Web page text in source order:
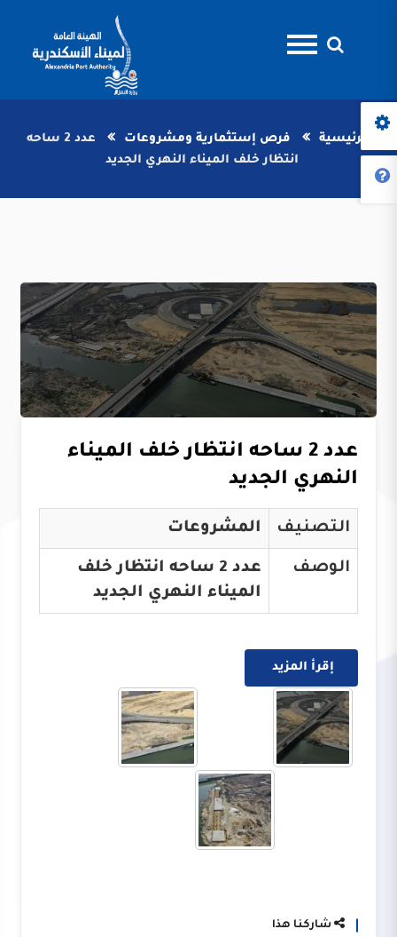
الرئيسية فرص إستثمارية ومشروعات
عدد 2 ساحه
انتظار خلف الميناء النهري الجديد
عدد 2 ساحه انتظار خلف الميناء
النهري الجديد
التصنيف المشروعات
الوصف
عدد 2 ساحه انتظار خلف
الميناء النهري الجديد
إقرأ المزيد
شاركنا هذا